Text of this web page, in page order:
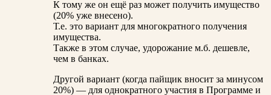
К тому же он ещё раз может получить имущество
(20% уже внесено).
Т.е. это вариант для многократного получения
имущества.
Также в этом случае, удорожание м.б. дешевле,
чем в банках.
Другой вариант (когда пайщик вносит за минусом
20%) — для однократного участия в Программе и